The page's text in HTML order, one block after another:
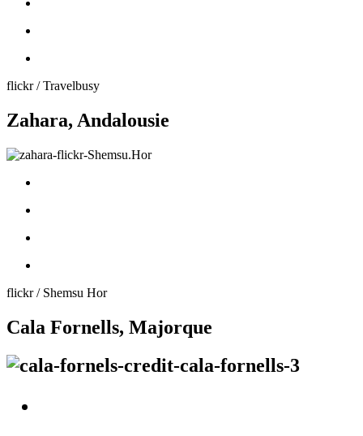
flickr / Travelbusy
Zahara, Andalousie
flickr / Shemsu Hor
Cala Fornells, Majorque